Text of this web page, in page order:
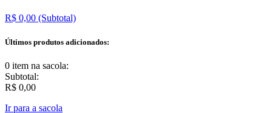
R$ 0,00 (Subtotal)
Últimos produtos adicionados:
0 item na sacola:
Subtotal:
R$ 0,00
Ir para a sacola